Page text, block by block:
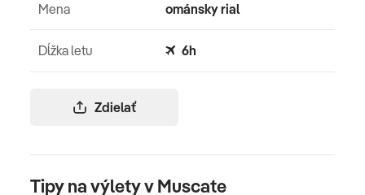
Zdielať
Mena ománsky rial
Dĺžka letu 6h
Tipy na výlety v Muscate